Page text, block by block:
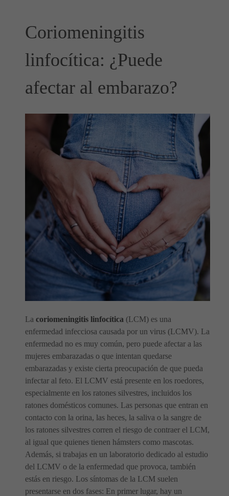
Coriomeningitis
linfocítica: ¿Puede
afectar al embarazo?
La coriomeningitis linfocítica (LCM) es una
enfermedad infecciosa causada por un virus (LCMV). La
enfermedad no es muy común, pero puede afectar a las
mujeres embarazadas o que intentan quedarse
embarazadas y existe cierta preocupación de que pueda
infectar al feto. El LCMV está presente en los roedores,
especialmente en los ratones silvestres, incluidos los
ratones domésticos comunes. Las personas que entran en
contacto con la orina, las heces, la saliva o la sangre de
los ratones silvestres corren el riesgo de contraer el LCM,
al igual que quienes tienen hámsters como mascotas.
Además, si trabajas en un laboratorio dedicado al estudio
del LCMV o de la enfermedad que provoca, también
estás en riesgo. Los síntomas de la LCM suelen
presentarse en dos fases: En primer lugar, hay un